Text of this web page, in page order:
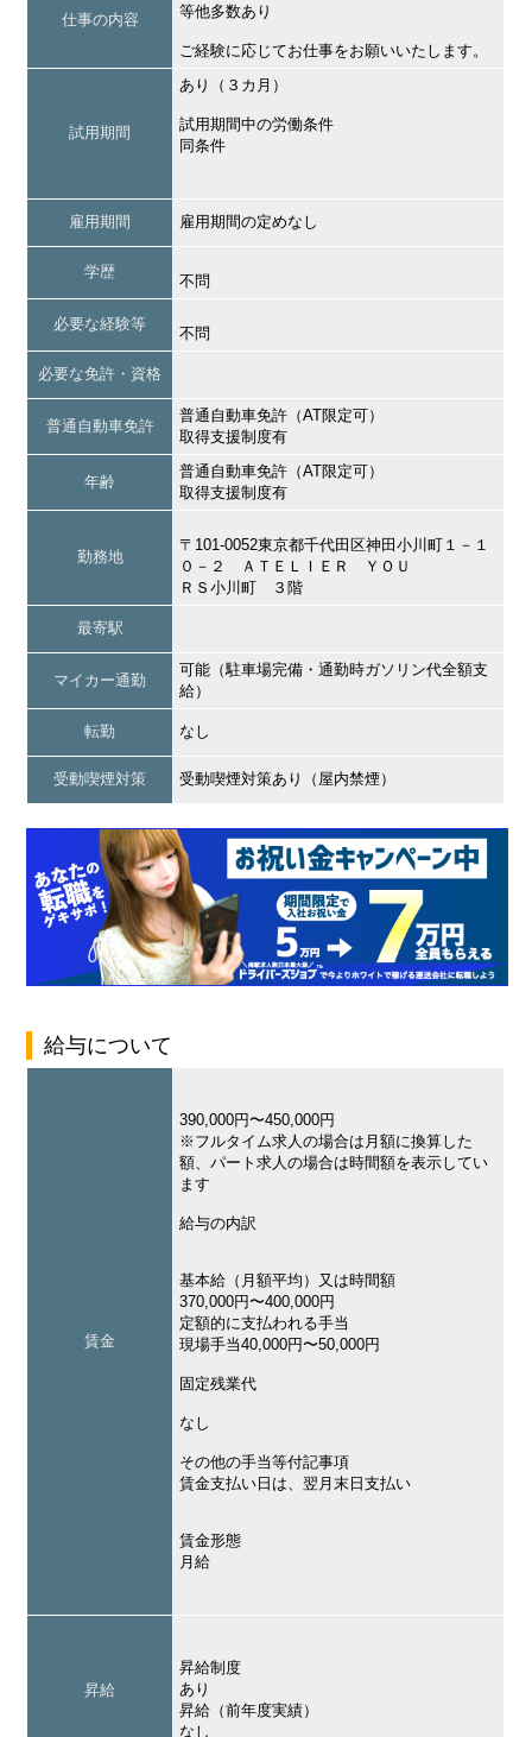
仕事の内容
等他多数あり
ご経験に応じてお仕事をお願いいたします。
試用期間
あり（３カ月）
試用期間中の労働条件
同条件
雇用期間 雇用期間の定めなし
学歴
不問
必要な経験等
不問
必要な免許・資格
普通自動車免許
普通自動車免許（AT限定可）
取得支援制度有
年齢
普通自動車免許（AT限定可）
取得支援制度有
勤務地
〒101-0052東京都千代田区神田小川町１－１
０－２ ＡＴＥＬＩＥＲ ＹＯＵ
ＲＳ小川町 ３階
最寄駅
マイカー通勤
可能（駐車場完備・通勤時ガソリン代全額支
給）
転勤 なし
受動喫煙対策 受動喫煙対策あり（屋内禁煙）
給与について
賃金
390,000円〜450,000円
※フルタイム求人の場合は月額に換算した
額、パート求人の場合は時間額を表示してい
ます
給与の内訳
基本給（月額平均）又は時間額
370,000円〜400,000円
定額的に支払われる手当
現場手当40,000円〜50,000円
固定残業代
なし
その他の手当等付記事項
賃金支払い日は、翌月末日支払い
賃金形態
月給
昇給
昇給制度
あり
昇給（前年度実績）
なし